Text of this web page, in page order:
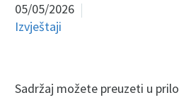
05/05/2026
Izvještaji
Sadržaj možete preuzeti u